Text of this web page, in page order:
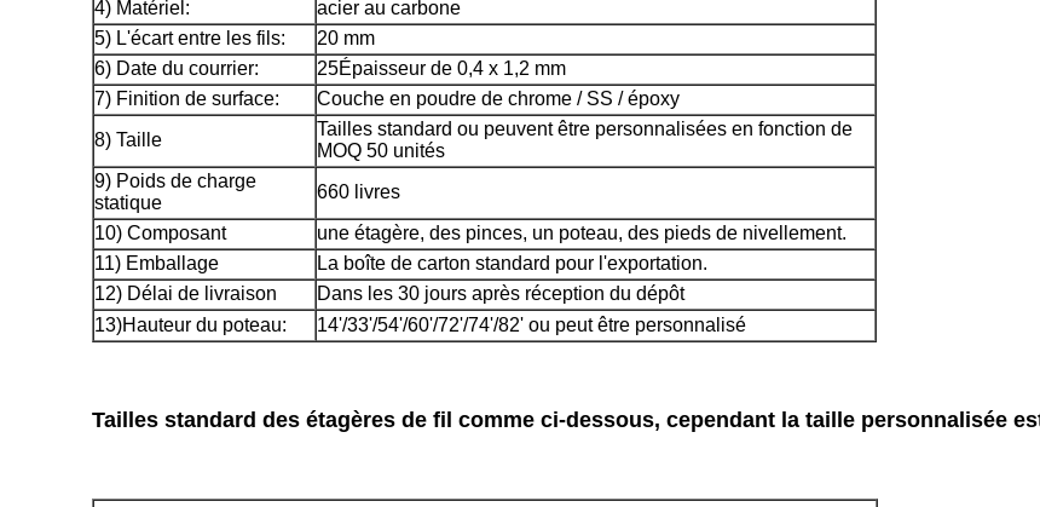
4) Matériel:
acier au carbone
5) L'écart entre les fils:
20 mm
6) Date du courrier:
25Épaisseur de 0,4 x 1,2 mm
7) Finition de surface:
Couche en poudre de chrome / SS / époxy
8) Taille
Tailles standard ou peuvent être personnalisées en fonction de
MOQ 50 unités
9) Poids de charge
statique
660 livres
10) Composant
une étagère, des pinces, un poteau, des pieds de nivellement.
11) Emballage
La boîte de carton standard pour l'exportation.
12) Délai de livraison
Dans les 30 jours après réception du dépôt
13)Hauteur du poteau: 14'/33'/54'/60'/72'/74'/82' ou peut être personnalisé
Tailles standard des étagères de fil comme ci-dessous, cependant la taille personnalisée